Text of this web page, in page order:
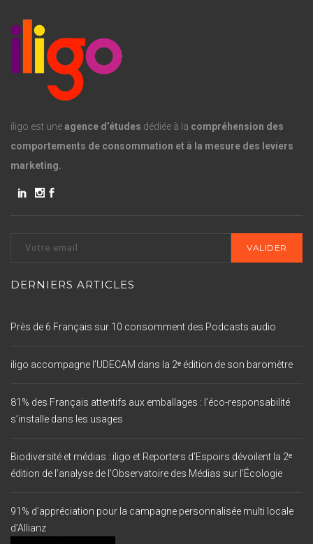
iligo est uneagence d’études dédiée à la compréhension des
comportements de consommation et à la mesure des leviers
marketing.
DERNIERS ARTICLES
Près de 6 Français sur 10 consomment des Podcasts audio
iligo accompagne l’UDECAM dans la 2ᵉ édition de son baromètre
81% des Français attentifs aux emballages : l’éco-responsabilité
s’installe dans les usages
Biodiversité et médias : iligo et Reporters d’Espoirs dévoilent la 2ᵉ
édition de l’analyse de l’Observatoire des Médias sur l’Écologie
91% d’appréciation pour la campagne personnalisée multi locale
d’Allianz